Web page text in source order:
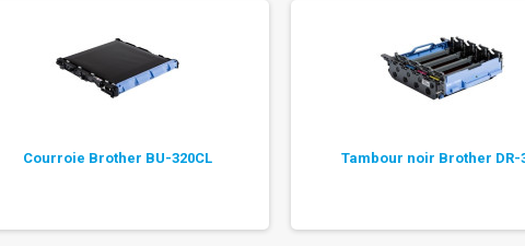
Courroie Brother BU-320CL Tambour noir Brother DR-